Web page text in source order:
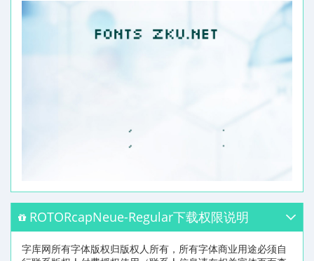
ROTORcapNeue-Regular下载权限说明
字库网所有字体版权归版权人所有，所有字体商业用途必须自